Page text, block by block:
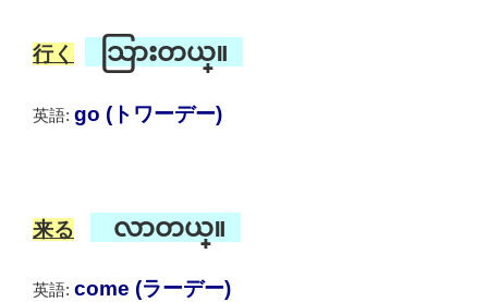
行く သြားတယ္။
英語: go (トワーデー)
来る လာတယ္။
英語: come (ラーデー)